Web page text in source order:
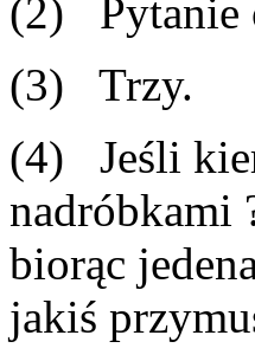
(2) Pytanie
(3) Trzy.
(4) Jeśli
nadróbkami
biorąc
jakiś